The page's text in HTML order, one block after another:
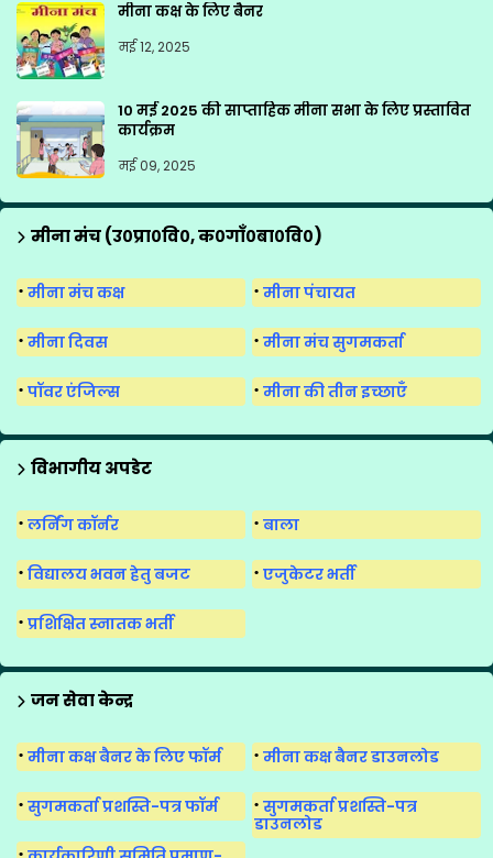
मीना कक्ष के लिए बैनर
मई 12, 2025
10 मई 2025 की साप्ताहिक मीना सभा के लिए प्रस्तावित
कार्यक्रम
मई 09, 2025
मीना मंच (उ०प्रा०वि०, क०गाँ०बा०वि०)
मीना मंच कक्ष मीना पंचायत
मीना दिवस मीना मंच सुगमकर्ता
पॉवर एंजिल्स मीना की तीन इच्छाएँ
विभागीय अपडेट
लर्निंग कॉर्नर बाला
विद्यालय भवन हेतु बजट एजुकेटर भर्ती
प्रशिक्षित स्नातक भर्ती
जन सेवा केन्द्र
मीना कक्ष बैनर के लिए फॉर्म मीना कक्ष बैनर डाउनलोड
सुगमकर्ता प्रशस्ति-पत्र फॉर्म
सुगमकर्ता प्रशस्ति-पत्र
डाउनलोड